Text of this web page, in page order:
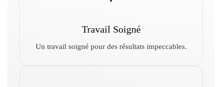
Travail Soigné
Un travail soigné pour des résultats impeccables.